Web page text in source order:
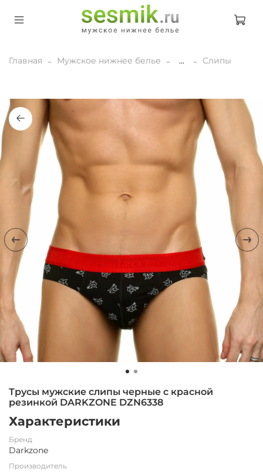
Главная Мужское нижнее белье ... Слипы
Трусы мужские слипы черные с красной
резинкой DARKZONE DZN6338
Характеристики
Бренд
Darkzone
Производитель